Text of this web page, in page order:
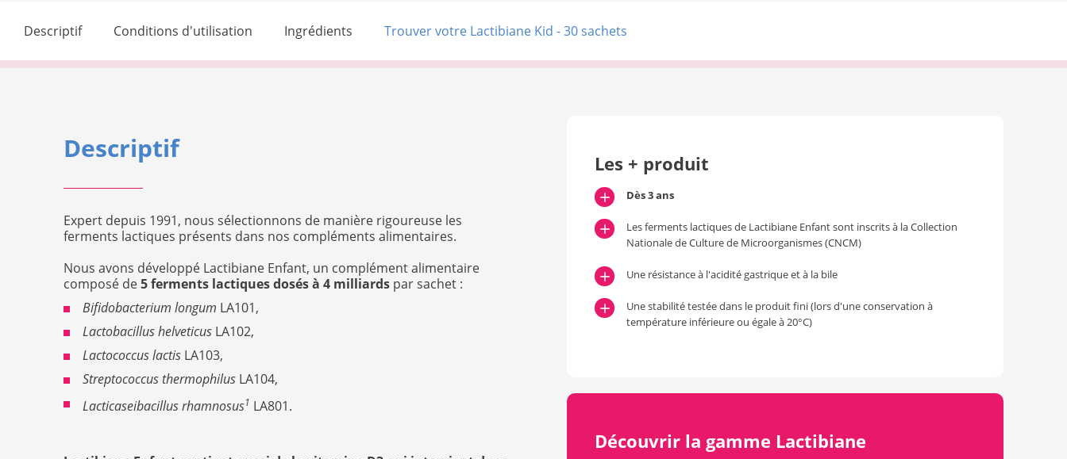
Descriptif Conditions d'utilisation Ingrédients Trouver votre Lactibiane Kid - 30 sachets
Descriptif
Expert depuis 1991, nous sélectionnons de manière rigoureuse les
ferments lactiques présents dans nos compléments alimentaires.
Nous avons développé Lactibiane Enfant, un complément alimentaire
composé de5 ferments lactiques dosés à 4 milliards par sachet :
Bifidobacterium longum LA101,
Lactobacillus helveticus LA102,
Lactococcus lactis LA103,
Streptococcus thermophilus LA104,
Lacticaseibacillus rhamnosus1 LA801.
Les + produit
Dès 3 ans
Les ferments lactiques de Lactibiane Enfant sont inscrits à la Collection
Nationale de Culture de Microorganismes (CNCM)
Une résistance à l'acidité gastrique et à la bile
Une stabilité testée dans le produit fini (lors d'une conservation à
température inférieure ou égale à 20°C)
Découvrir la gamme Lactibiane